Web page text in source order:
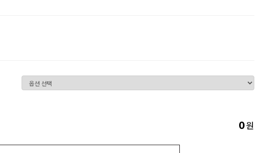
0원